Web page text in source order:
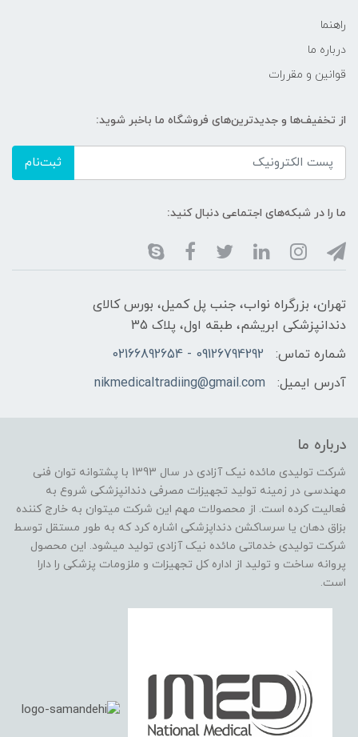
راهنما
درباره ما
قوانین و مقررات
از تخفیف‌ها و جدیدترین‌های فروشگاه ما باخبر شوید:
ثبت‌نام
ما را در شبکه‌های اجتماعی دنبال کنید:
تهران، بزرگراه نواب، جنب پل کمیل، بورس کالای
دندانپزشکی ابریشم، طبقه اول، پلاک 35
شماره تماس:
09126794292 - 02166892654
آدرس ایمیل:
nikmedicaltradiing@gmail.com
درباره ما
شرکت تولیدی مائده نیک آزادی در سال 1393 با پشتوانه توان فنی
مهندسی در زمینه تولید تجهیزات مصرفی دندانپزشکی شروع به
فعالیت کرده است. از محصولات مهم این شرکت میتوان به خارج کننده
بزاق دهان یا سرساکشن دنداپزشکی اشاره کرد که به طور مستقل توسط
شرکت تولیدی خدماتی مائده نیک آزادی تولید میشود. این محصول
پروانه ساخت و تولید از اداره کل تجهیزات و ملزومات پزشکی را دارا
است.